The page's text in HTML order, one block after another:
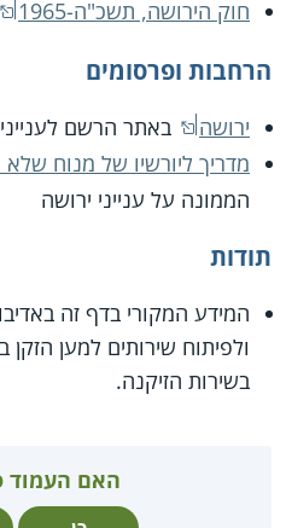
חוק הירושה, תשכ"ה-1965
הרחבות ופרסומים
ירושה
באתר הרשם
מדריך ליורשיו של מנוח שלא
הממונה על ענייני ירושה
תודות
המידע המקורי בדף זה
ולפיתוח שירותים למען
בשירות הזיקנה.
האם העמוד